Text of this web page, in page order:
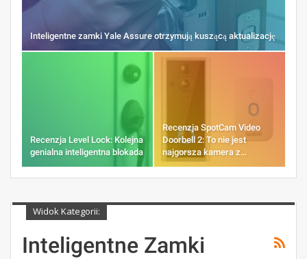
Inteligentne zamki Yale Assure otrzymują kuszącą aktualizację
Recenzja Level Lock: Kolejna
genialna inteligentna blokada
Recenzja SpotCam Video
Doorbell 2: To nie jest
najgorsza kamera z…
Widok Kategorii:
Inteligentne Zamki